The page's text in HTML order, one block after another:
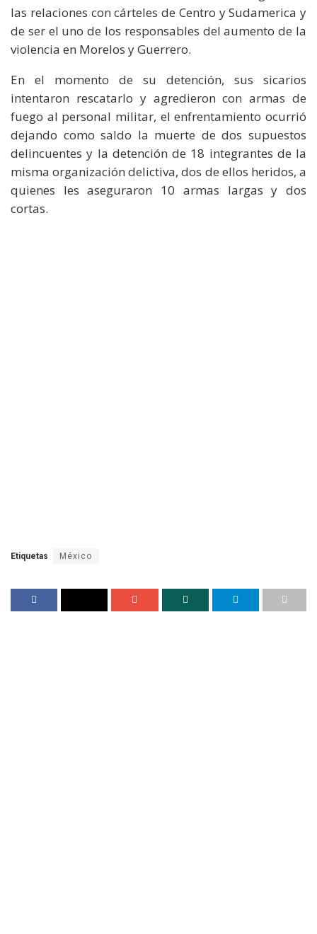
las relaciones con cárteles de Centro y Sudamerica y
de ser el uno de los responsables del aumento de la
violencia en Morelos y Guerrero.
En el momento de su detención, sus sicarios
intentaron rescatarlo y agredieron con armas de
fuego al personal militar, el enfrentamiento ocurrió
dejando como saldo la muerte de dos supuestos
delincuentes y la detención de 18 integrantes de la
misma organización delictiva, dos de ellos heridos, a
quienes les aseguraron 10 armas largas y dos
cortas.
Etiquetas México